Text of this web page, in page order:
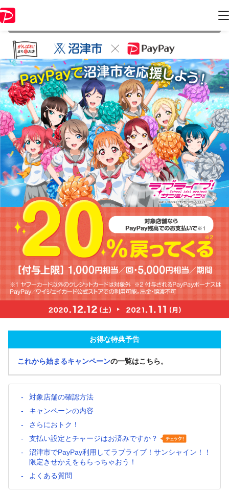
情報はキャンペーン終了時点のものになります。
お得な特典予告
これから始まるキャンペーンの一覧はこちら。
対象店舗の確認方法
キャンペーンの内容
さらにおトク！
支払い設定とチャージはお済みですか？
沼津市でPayPay利用してラブライブ！サンシャイン！！
限定きせかえをもらっちゃおう！
よくある質問